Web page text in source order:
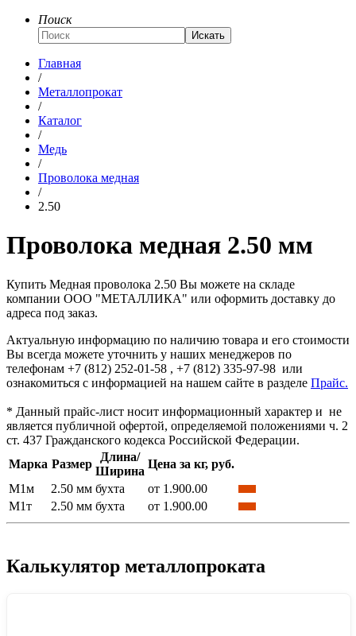
Поиск
Искать
Главная
/
Металлопрокат
/
Каталог
/
Медь
/
Проволока медная
/
2.50
Проволока медная 2.50 мм
Купить Медная проволока 2.50 Вы можете на складе
компании ООО "МЕТАЛЛИКА" или оформить доставку до
адреса под заказ.
Актуальную информацию по наличию товара и его стоимости
Вы всегда можете уточнить у наших менеджеров по
телефонам +7 (812) 252-01-58 , +7 (812) 335-97-98 или
ознакомиться с информацией на нашем сайте в разделе Прайс.
* Данный прайс-лист носит информационный характер и не
является публичной офертой, определяемой положениями ч. 2
ст. 437 Гражданского кодекса Российской Федерации.
Марка Размер
Длина/
Ширина
Цена за кг, руб.
М1м
2.50 мм бухта
от 1.900.00
М1т
2.50 мм бухта от 1.900.00
Калькулятор металлопроката